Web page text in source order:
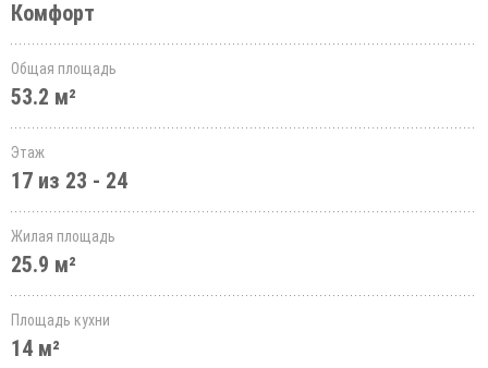
Комфорт
Общая площадь
53.2 м²
Этаж
17 из 23 - 24
Жилая площадь
25.9 м²
Площадь кухни
14 м²